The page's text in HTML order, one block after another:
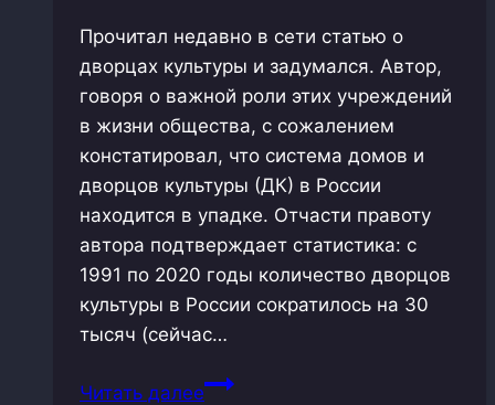
Прочитал недавно в сети статью о
дворцах культуры и задумался. Автор,
говоря о важной роли этих учреждений
в жизни общества, с сожалением
констатировал, что система домов и
дворцов культуры (ДК) в России
находится в упадке. Отчасти правоту
автора подтверждает статистика: с
1991 по 2020 годы количество дворцов
культуры в России сократилось на 30
тысяч (сейчас…
Читать далееДля